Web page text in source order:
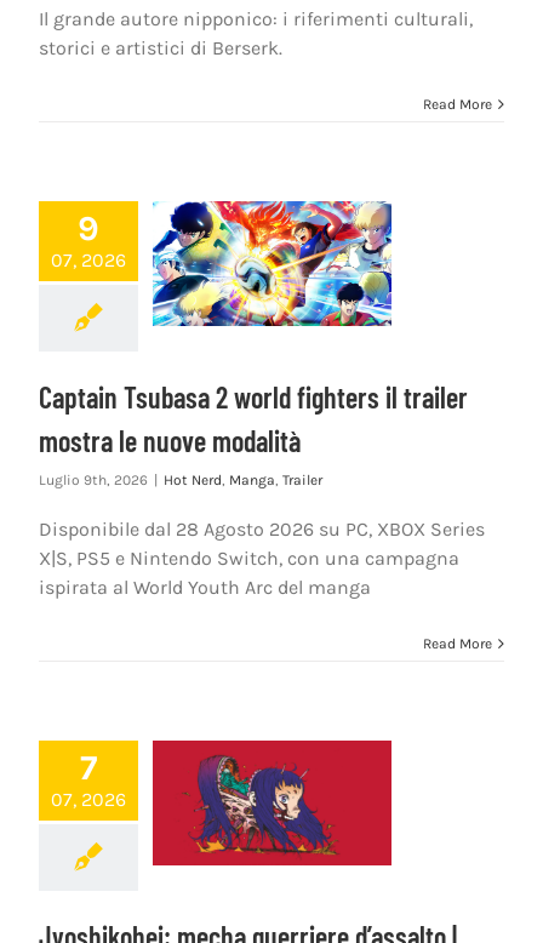
Il grande autore nipponico: i riferimenti culturali,
storici e artistici di Berserk.
Read More
9
07, 2026
Captain Tsubasa 2 world fighters il trailer
mostra le nuove modalità
Luglio 9th, 2026 Hot Nerd, Manga, Trailer
Disponibile dal 28 Agosto 2026 su PC, XBOX Series
X|S, PS5 e Nintendo Switch, con una campagna
ispirata al World Youth Arc del manga
Read More
7
07, 2026